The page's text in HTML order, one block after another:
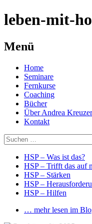
leben-mit-
Menü
Springe
zum
Inhalt
Home
Seminare
Fernkurse
Coaching
Bücher
Über Andrea Kreuzer
Kontakt
Suchen
nach:
HSP – Was ist das?
HSP – Trifft das auf
HSP – Stärken
HSP –
HSP – Hilfen
… mehr lesen im